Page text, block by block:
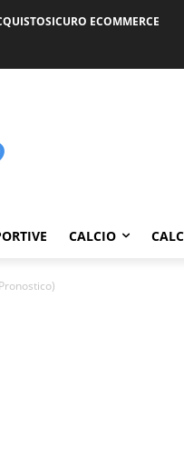
ECOMMERCE
CALCIO